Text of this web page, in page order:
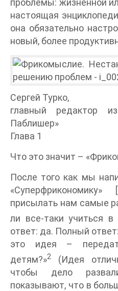
настоящая
она обязательно
новый, более
Сергей Турко,
главный редактор
Паблишер»
Глава 1
Что это значит –
После того как мы
присылать нам самые
ли все-таки учиться в
ответ: да. Полный
это идея –
детям?»2 (Идея
чтобы дело
показывают, что в